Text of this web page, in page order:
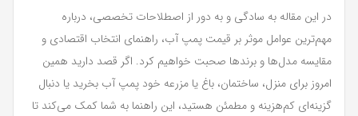
در این مقاله به سادگی و به دور از اصطلاحات تخصصی، درباره
مهم‌ترین عوامل موثر بر قیمت پمپ آب، راهنمای انتخاب اقتصادی و
مقایسه مدل‌ها و برندها صحبت خواهیم کرد. اگر قصد دارید همین
امروز برای منزل، ساختمان، باغ یا مزرعه خود پمپ آب بخرید یا دنبال
گزینه‌ای کم‌هزینه و مطمئن هستید، این راهنما به شما کمک می‌کند تا